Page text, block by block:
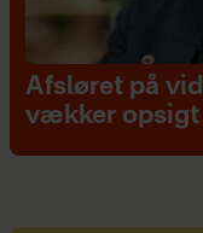
Afsløret på
vækker opsigt